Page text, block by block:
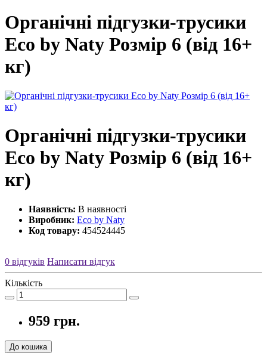
Органічні підгузки-трусики
Eco by Naty Розмір 6 (від 16+
кг)
Органічні підгузки-трусики
Eco by Naty Розмір 6 (від 16+
кг)
Наявність: В наявності
Виробник: Eco by Naty
Код товару: 454524445
0 відгуків Написати відгук
Кількість
959 грн.
До кошика